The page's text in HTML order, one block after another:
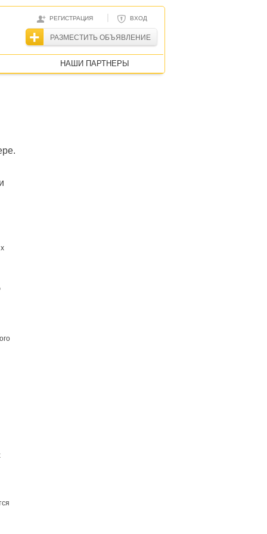
РЕГИСТРАЦИЯ | ВХОД
РАЗМЕСТИТЬ ОБЪЯВЛЕНИЕ
НАШИ ПАРТНЕРЫ